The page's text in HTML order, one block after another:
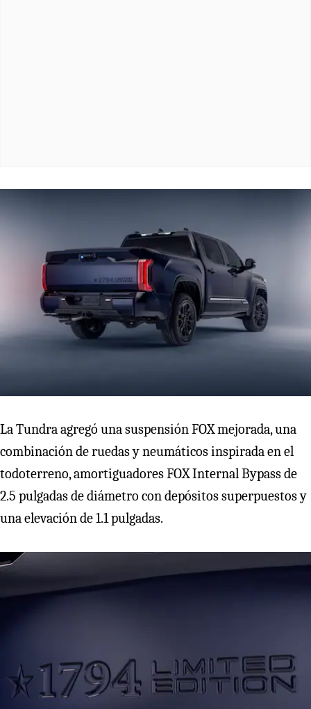
La Tundra agregó una suspensión FOX mejorada, una
combinación de ruedas y neumáticos inspirada en el
todoterreno, amortiguadores FOX Internal Bypass de
2.5 pulgadas de diámetro con depósitos superpuestos y
una elevación de 1.1 pulgadas.